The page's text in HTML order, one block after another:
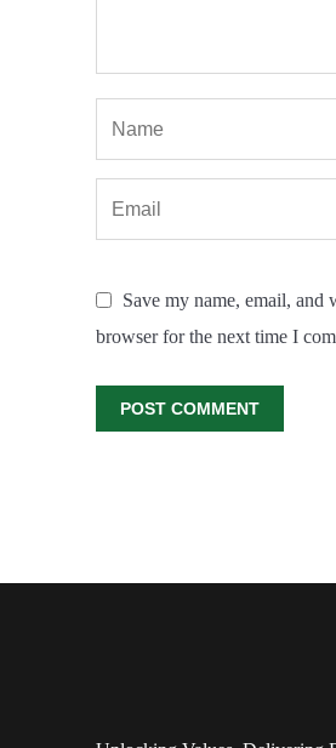
Save my name, email, and
browser for the next time I